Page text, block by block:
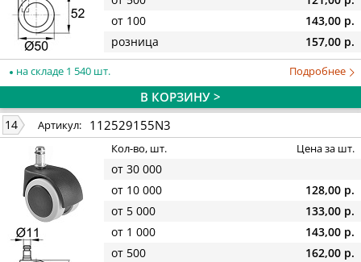
от 100
143,00 р.
розница
157,00 р.
на складе 1 540 шт. Подробнее
В КОРЗИНУ >
14 Артикул: 112529155N3
Кол-во, шт. Цена за шт.
от 30 000
от 10 000
128,00 р.
от 5 000
133,00 р.
от 1 000
143,00 р.
от 500
162,00 р.